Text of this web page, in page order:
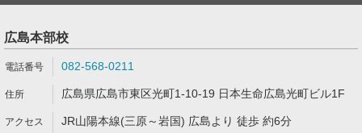
広島本部校
082-568-0211
広島県広島市東区光町1-10-19 日本生命広島光町ビル1F
JR山陽本線(三原～岩国) 広島より 徒歩 約6分